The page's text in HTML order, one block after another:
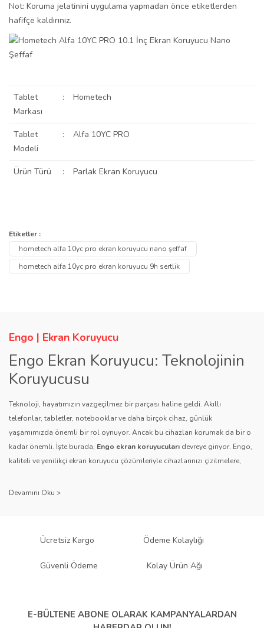
Not: Koruma jelatinini uygulama yapmadan önce etiketlerden
hafifçe kaldırınız.
Tablet
Markası
: Hometech
Tablet
Modeli
: Alfa 10YC PRO
Ürün Türü : Parlak Ekran Koruyucu
Yorum Yaz
konularda yetersiz gördüğünüz noktaları öneri formunu kullanarak
tarafımıza iletebilirsiniz.
Görüş ve önerileriniz için teşekkür ederiz.
Bu ürüne benzer farklı alternatifler olmalı.
Gönder
Soru Sor
Etiketler :
hometech alfa 10yc pro ekran koruyucu nano şeffaf
hometech alfa 10yc pro ekran koruyucu 9h sertlik
Engo | Ekran Koruyucu
Engo Ekran Koruyucu: Teknolojinin
Koruyucusu
Teknoloji, hayatımızın vazgeçilmez bir parçası haline geldi. Akıllı
telefonlar, tabletler, notebooklar ve daha birçok cihaz, günlük
yaşamımızda önemli bir rol oynuyor. Ancak bu cihazları korumak da bir o
kadar önemli. İşte burada, Engo ekran koruyucuları devreye giriyor. Engo,
kaliteli ve yenilikçi ekran koruyucu çözümleriyle cihazlarınızı çizilmelere,
sağlıyor.
Engo ekran koruyucuları
, uzun yıllara dayanan tecrübesi ve teknolojiye
ürününü titiz bir kalite kontrol sürecinden geçirir. Kullanıcı dostu tasarımı
Çeşitlilik ve Uyum: Engo Ekran
Ücretsiz Kargo Ödeme Kolaylığı
Güvenli Ödeme Kolay Ürün Ağı
E-BÜLTENE ABONE OLARAK KAMPANYALARDAN